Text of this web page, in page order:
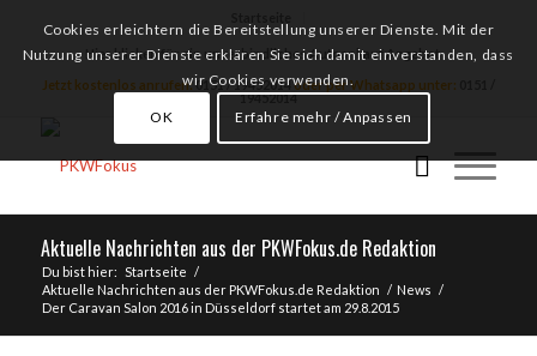
Hier klicken für ein unverbindliches Autoankauf Angebot
Jetzt kostenlos anrufen:0151 / 19452014oder per Whatsapp unter:
19452014
Aktuelle Nachrichten aus der PKWFokus.de Redaktion
Du bist hier: Startseite /
Aktuelle Nachrichten aus der PKWFokus.de Redaktion / News /
Der Caravan Salon 2016 in Düsseldorf startet am 29.8.2015
Cookies erleichtern die Bereitstellung unserer Dienste. Mit der
Nutzung unserer Dienste erklären Sie sich damit einverstanden, dass
wir Cookies verwenden.
OK Erfahre mehr / Anpassen